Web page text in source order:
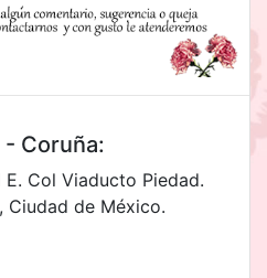
Coruña:
Col Viaducto Piedad.
Ciudad de México.